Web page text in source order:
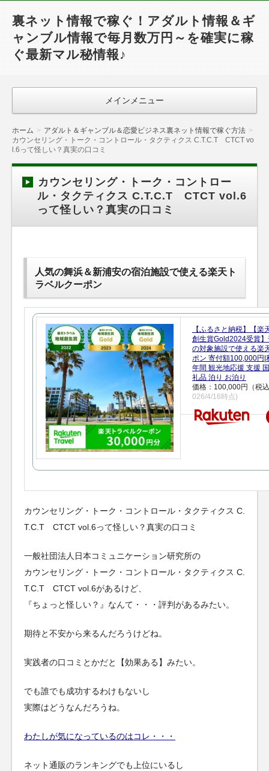
裏ネット情報で稼ぐ！アダルト情報＆ギ
ャンブル情報で毎月数万円～を確実に稼
ぐ最新マル秘情報♪
メインメニュー
ホーム
アダルト＆ギャンブル＆恋愛ビジネス裏ネット情報で稼ぐ方法
カウンセリング・トーク・コントロール・タクティクス C.T.C.T CTCT vo
l.6って怪しい？真実の口コミ
カウンセリング・トーク・コントロー
ル・タクティクス C.T.C.T CTCT vol.6
って怪しい？真実の口コミ
人気の舞浜＆新浦安の宿泊施設で使える楽天ト
ラベルクーポン
【ふるさと納税】【楽
創生賞Gold2024受賞
の対象施設で使える楽
ポン 寄付額100,000円|
年間 観光地応援 支援
礼品 泊り お泊り
価格：100,000円（税
026/4/16時点)
カウンセリング・トーク・コントロール・タクティクス C.
T.C.T CTCT vol.6って怪しい？真実の口コミ
一般社団法人日本コミュニケーション研究所の
カウンセリング・トーク・コントロール・タクティクス C.
T.C.T CTCT vol.6があるけど、
『ちょっと怪しい？』なんて・・・評判があるみたい。
期待と不安から来るんだろうけどね。
実践者の口コミとかだと【効果ある】みたい。
でも誰でも成功するわけもないし
実際はどうなんだろうね。
わたしが気になっているのはコレ・・・
ネット通販のランキングでも上位にいるし